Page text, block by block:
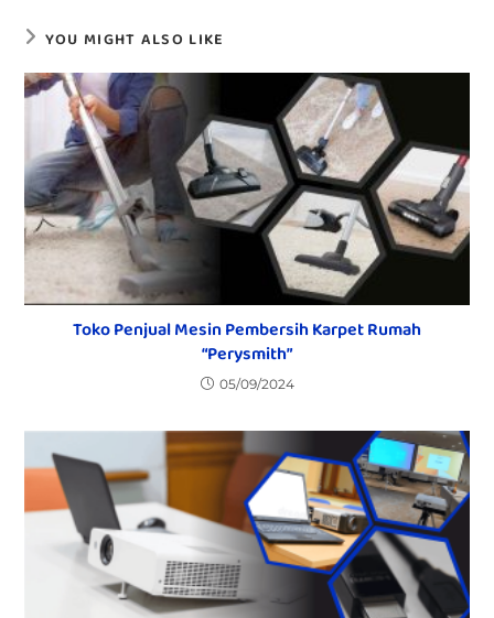
YOU MIGHT ALSO LIKE
Toko Penjual Mesin Pembersih Karpet Rumah
“Perysmith”
05/09/2024